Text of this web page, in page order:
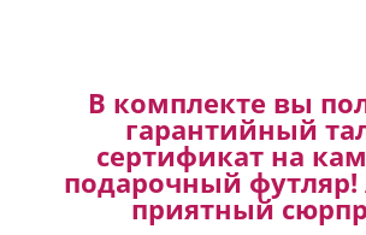
В комплекте вы
гарантийный
сертификат на
подарочный футляр!
приятный